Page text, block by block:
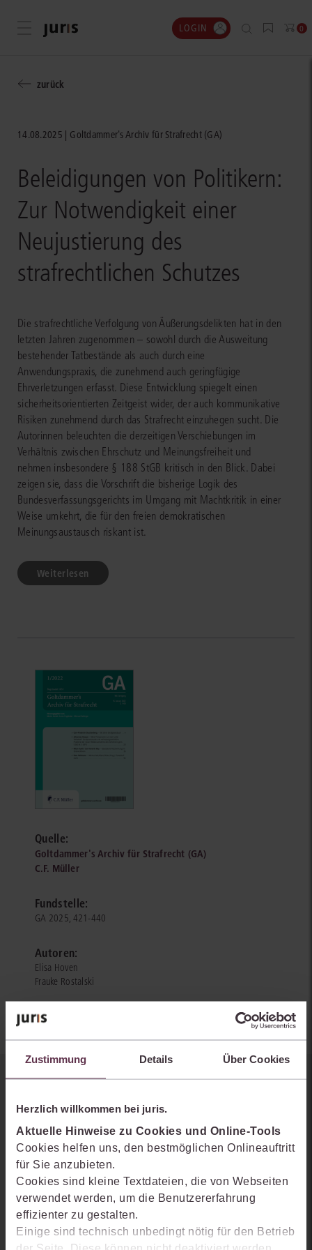
Zustimmung Details Über Cookies
Herzlich willkommen bei juris.
Aktuelle Hinweise zu Cookies und Online-Tools
Cookies helfen uns, den bestmöglichen Onlineauftritt
für Sie anzubieten.
Cookies sind kleine Textdateien, die von Webseiten
verwendet werden, um die Benutzererfahrung
effizienter zu gestalten.
Einige sind technisch unbedingt nötig für den Betrieb
der Seite. Diese können nicht deaktiviert werden.
Menü öffnen LOGIN 0
zurück
14.08.2025 Goltdammer's Archiv für Strafrecht (GA)
Beleidigungen von Politikern:
Zur Notwendigkeit einer
Neujustierung des
strafrechtlichen Schutzes
Die strafrechtliche Verfolgung von Äußerungsdelikten hat in den
letzten Jahren zugenommen – sowohl durch die Ausweitung
bestehender Tatbestände als auch durch eine
Anwendungspraxis, die zunehmend auch geringfügige
Ehrverletzungen erfasst. Diese Entwicklung spiegelt einen
sicherheitsorientierten Zeitgeist wider, der auch kommunikative
Risiken zunehmend durch das Strafrecht einzuhegen sucht. Die
Autorinnen beleuchten die derzeitigen Verschiebungen im
Verhältnis zwischen Ehrschutz und Meinungsfreiheit und
nehmen insbesondere § 188 StGB kritisch in den Blick. Dabei
zeigen sie, dass die Vorschrift die bisherige Logik des
Bundesverfassungsgerichts im Umgang mit Machtkritik in einer
Weise umkehrt, die für den freien demokratischen
Meinungsaustausch riskant ist.
Weiterlesen
Quelle:
Goltdammer's Archiv für Strafrecht (GA)
C.F. Müller
Fundstelle:
GA 2025, 421-440
Autoren:
Elisa Hoven
Frauke Rostalski
Praxiswissensmanagement der Zukunft gestaltet, welche
Möglichkeiten Ihnen das juris Portal bietet und wie mit juris Ihre
Arbeitsprozesse einfacher und effizienter werden.